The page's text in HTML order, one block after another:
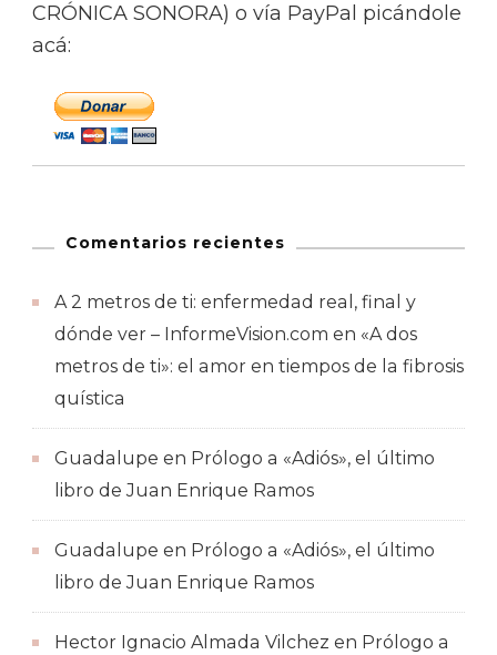
CRÓNICA SONORA) o vía PayPal picándole
acá:
Comentarios recientes
A 2 metros de ti: enfermedad real, final y
dónde ver – InformeVision.com en «A dos
metros de ti»: el amor en tiempos de la fibrosis
quística
Guadalupe en Prólogo a «Adiós», el último
libro de Juan Enrique Ramos
Guadalupe en Prólogo a «Adiós», el último
libro de Juan Enrique Ramos
Hector Ignacio Almada Vilchez en Prólogo a